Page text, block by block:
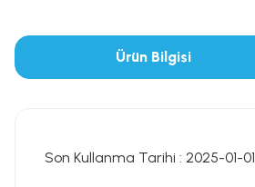
Ürün Bilgisi
Son Kullanma Tarihi : 2025-01-01